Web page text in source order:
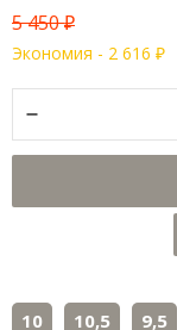
5 450₽
Экономия - 2 616 ₽
10 10,5 9,5